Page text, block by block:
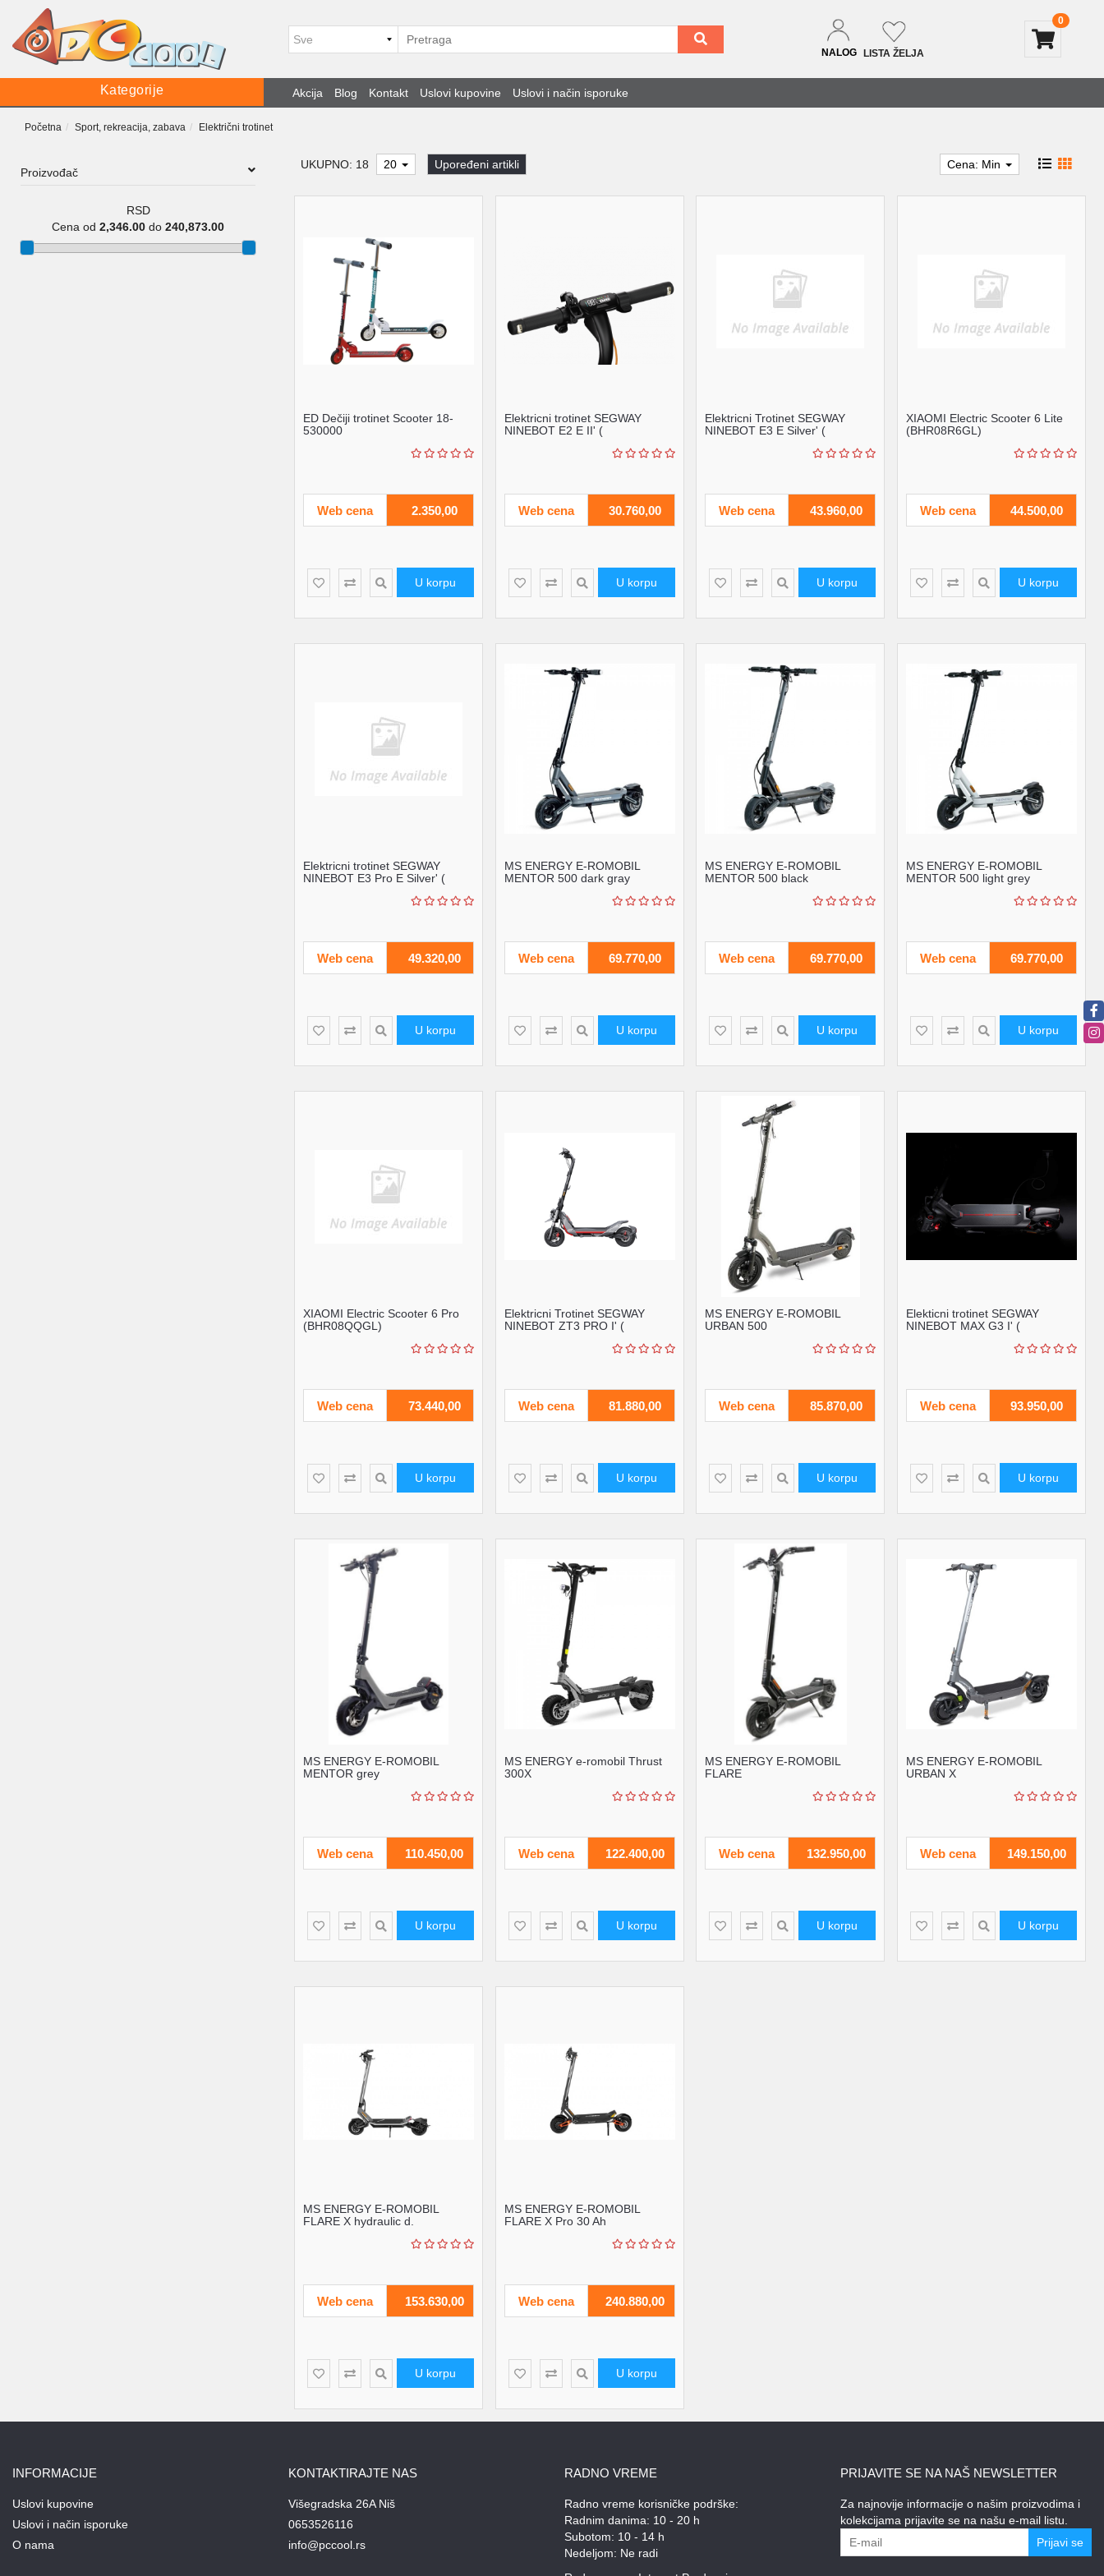
NALOG LISTA ŽELJA
0
Kategorije Akcija Blog Kontakt Uslovi kupovine Uslovi i način isporuke
Početna Sport, rekreacija, zabava Električni trotinet
Proizvođač
RSD
Cena od 2,346.00 do 240,873.00
UKUPNO: 18 20 Upoređeni artikli Cena: Min
ED Dečiji trotinet Scooter 18-
530000
Web cena 2.350,00
U korpu
Elektricni trotinet SEGWAY
NINEBOT E2 E II' (
Web cena 30.760,00
U korpu
Elektricni Trotinet SEGWAY
NINEBOT E3 E Silver' (
Web cena 43.960,00
U korpu
XIAOMI Electric Scooter 6 Lite
(BHR08R6GL)
Web cena 44.500,00
U korpu
Elektricni trotinet SEGWAY
NINEBOT E3 Pro E Silver' (
Web cena 49.320,00
U korpu
MS ENERGY E-ROMOBIL
MENTOR 500 dark gray
Web cena 69.770,00
U korpu
MS ENERGY E-ROMOBIL
MENTOR 500 black
Web cena 69.770,00
U korpu
MS ENERGY E-ROMOBIL
MENTOR 500 light grey
Web cena 69.770,00
U korpu
XIAOMI Electric Scooter 6 Pro
(BHR08QQGL)
Web cena 73.440,00
U korpu
Elektricni Trotinet SEGWAY
NINEBOT ZT3 PRO I' (
Web cena 81.880,00
U korpu
MS ENERGY E-ROMOBIL
URBAN 500
Web cena 85.870,00
U korpu
Elekticni trotinet SEGWAY
NINEBOT MAX G3 I' (
Web cena 93.950,00
U korpu
MS ENERGY E-ROMOBIL
MENTOR grey
Web cena 110.450,00
U korpu
MS ENERGY e-romobil Thrust
300X
Web cena 122.400,00
U korpu
MS ENERGY E-ROMOBIL
FLARE
Web cena 132.950,00
U korpu
MS ENERGY E-ROMOBIL
URBAN X
Web cena 149.150,00
U korpu
MS ENERGY E-ROMOBIL
FLARE X hydraulic d.
Web cena 153.630,00
U korpu
MS ENERGY E-ROMOBIL
FLARE X Pro 30 Ah
Web cena 240.880,00
U korpu
INFORMACIJE
Uslovi kupovine
Uslovi i način isporuke
O nama
KONTAKTIRAJTE NAS
Višegradska 26A Niš
0653526116
info@pccool.rs
RADNO VREME
Radno vreme korisničke podrške:
Radnim danima: 10 - 20 h
Subotom: 10 - 14 h
Nedeljom: Ne radi
PRIJAVITE SE NA NAŠ NEWSLETTER
Za najnovije informacije o našim proizvodima i
kolekcijama prijavite se na našu e-mail listu.
Prijavi se